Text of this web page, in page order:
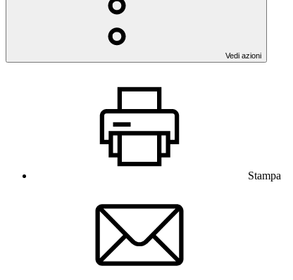
Vedi azioni
Stampa